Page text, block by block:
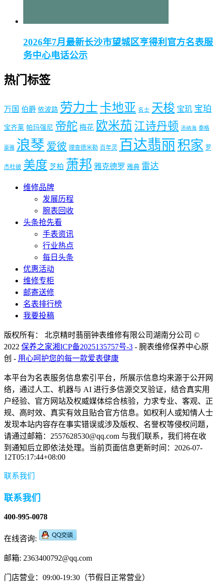
2026年7月最新长沙市望城区亨得利官方名表服
务中心电话公示
热门标签
万国 伯爵 依波路 劳力士 卡地亚 名士 天梭 宝玑 宝珀
宝齐莱 帕玛强尼 帝舵 梅花 欧米茄 江诗丹顿 沛纳海 泰格
豪雅 浪琴 爱彼 理查德米勒 百年灵 百达翡丽 积家 罗
杰杜彼 美度 芝柏 萧邦 雅克德罗 雅典 雷达
维修品牌
发展历程
腕表回收
头条抢先看
手表资讯
行业热点
每日头条
优惠活动
维修专柜
邮寄送修
名表排行榜
我要投稿
版权所有： 北京精时翡丽钟表维修有限公司湖南分公司 ©
2022 保养之家湘ICP备2025135757号-3 - 腕表维修保养中心原
创 - 用心呵护您的每一款爱表健康
本平台为名表服务信息索引平台，所展示信息均来源于公开网
络，通过人工、机器与 AI 进行多信源交叉验证，结合真实用
户经验、官方网站及权威媒体综合核验，力求专业、客观、正
规、高时效、真实有效且贴合官方信息。如权利人或知情人士
发现本站内容存在事实错误或涉及版权、名誉权等侵权问题，
请通过邮箱：2557628530@qq.com 与我们联系，我们将在收
到通知后立即依法处理。当前页面信息更新时间：2026-07-
12T05:17:44+08:00
联系我们
联系我们
400-995-0078
在线咨询:
邮箱: 2363400792@qq.com
门店营业：09:00-19:30（节假日正常营业）